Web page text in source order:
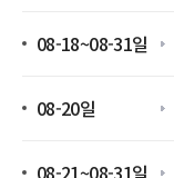
08-18~08-31일
08-20일
08-21~08-31일